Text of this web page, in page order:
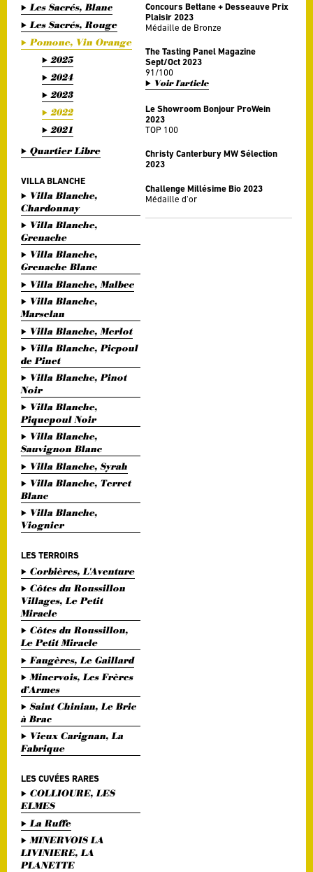
Les Sacrés, Blanc
Les Sacrés, Rouge
Pomone, Vin Orange
2025
2024
2023
2022
2021
Quartier Libre
VILLA BLANCHE
Villa Blanche,
Chardonnay
Villa Blanche,
Grenache
Villa Blanche,
Grenache Blanc
Villa Blanche, Malbec
Villa Blanche,
Marselan
Villa Blanche, Merlot
Villa Blanche, Picpoul
de Pinet
Villa Blanche, Pinot
Noir
Villa Blanche,
Piquepoul Noir
Villa Blanche,
Sauvignon Blanc
Villa Blanche, Syrah
Villa Blanche, Terret
Blanc
Villa Blanche,
Viognier
LES TERROIRS
Corbières, L'Aventure
Côtes du Roussillon
Villages, Le Petit
Miracle
Côtes du Roussillon,
Le Petit Miracle
Faugères, Le Gaillard
Minervois, Les Frères
d’Armes
Saint Chinian, Le Bric
à Brac
Vieux Carignan, La
Fabrique
LES CUVÉES RARES
COLLIOURE, LES
ELMES
La Ruffe
MINERVOIS LA
LIVINIERE, LA
PLANETTE
Concours Bettane + Desseauve Prix
Plaisir 2023
Médaille de Bronze
The Tasting Panel Magazine
Sept/Oct 2023
91/100
Voir l'article
Le Showroom Bonjour ProWein
2023
TOP 100
Christy Canterbury MW Sélection
2023
Challenge Millésime Bio 2023
Médaille d'or